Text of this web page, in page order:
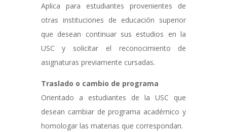
Aplica para estudiantes provenientes de
otras instituciones de educación superior
que desean continuar sus estudios en la
USC y solicitar el reconocimiento de
asignaturas previamente cursadas.
Traslado o cambio de programa
Orientado a estudiantes de la USC que
desean cambiar de programa académico y
homologar las materias que correspondan.